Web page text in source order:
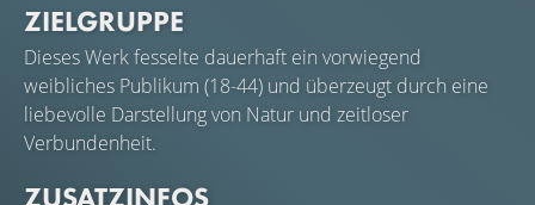
ZIELGRUPPE
Dieses Werk fesselte dauerhaft ein vorwiegend
weibliches Publikum (18-44) und überzeugt durch eine
liebevolle Darstellung von Natur und zeitloser
Verbundenheit.
ZUSATZINFOS